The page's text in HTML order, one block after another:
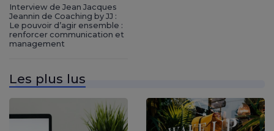
Interview de Jean Jacques
Jeannin de Coaching by JJ :
Le pouvoir d’agir ensemble :
renforcer communication et
management
Les plus lus